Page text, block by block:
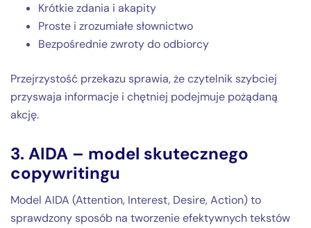
Krótkie zdania i akapity
Proste i zrozumiałe słownictwo
Bezpośrednie zwroty do odbiorcy
Przejrzystość przekazu sprawia, że czytelnik szybciej
przyswaja informacje i chętniej podejmuje pożądaną
akcję.
3. AIDA – model skutecznego
copywritingu
Model AIDA (Attention, Interest, Desire, Action) to
sprawdzony sposób na tworzenie efektywnych tekstów